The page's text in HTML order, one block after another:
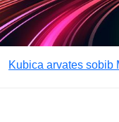
Kubica arvates sobib